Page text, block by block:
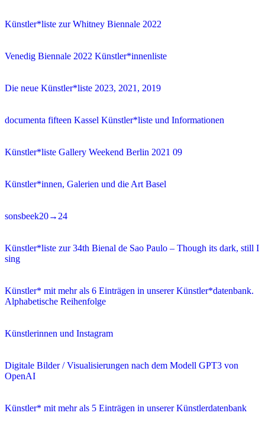
Künstler*liste zur Whitney Biennale 2022
Venedig Biennale 2022 Künstler*innenliste
Die neue Künstler*liste 2023, 2021, 2019
documenta fifteen Kassel Künstler*liste und Informationen
Künstler*liste Gallery Weekend Berlin 2021 09
Künstler*innen, Galerien und die Art Basel
sonsbeek20→24
Künstler*liste zur 34th Bienal de Sao Paulo – Though its dark, still I
sing
Künstler* mit mehr als 6 Einträgen in unserer Künstler*datenbank.
Alphabetische Reihenfolge
Künstlerinnen und Instagram
Digitale Bilder / Visualisierungen nach dem Modell GPT3 von
OpenAI
Künstler* mit mehr als 5 Einträgen in unserer Künstlerdatenbank